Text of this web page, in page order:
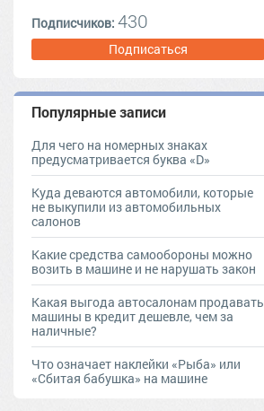
Подписчиков: 430
Подписаться
Популярные записи
Для чего на номерных знаках
предусматривается буква «D»
Куда деваются автомобили, которые
не выкупили из автомобильных
салонов
Какие средства самообороны можно
возить в машине и не нарушать закон
Какая выгода автосалонам продавать
машины в кредит дешевле, чем за
наличные?
Что означает наклейки «Рыба» или
«Сбитая бабушка» на машине